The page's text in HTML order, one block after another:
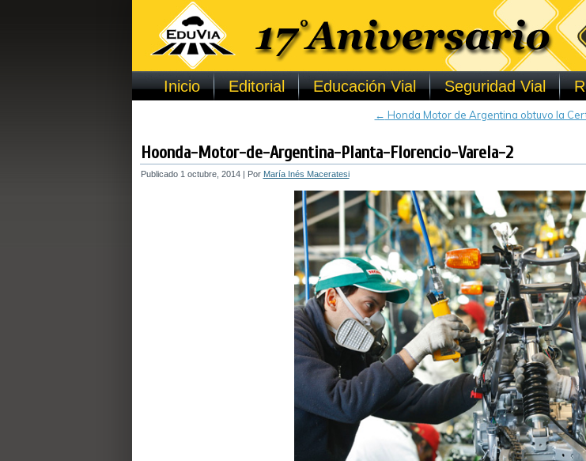
Inicio Editorial Educación Vial Seguridad Vial
← Honda Motor de Argentina obtuvo la
Hoonda-Motor-de-Argentina-Planta-Florencio-Varela-2
Publicado 1 octubre, 2014| Por María Inés Maceratesi